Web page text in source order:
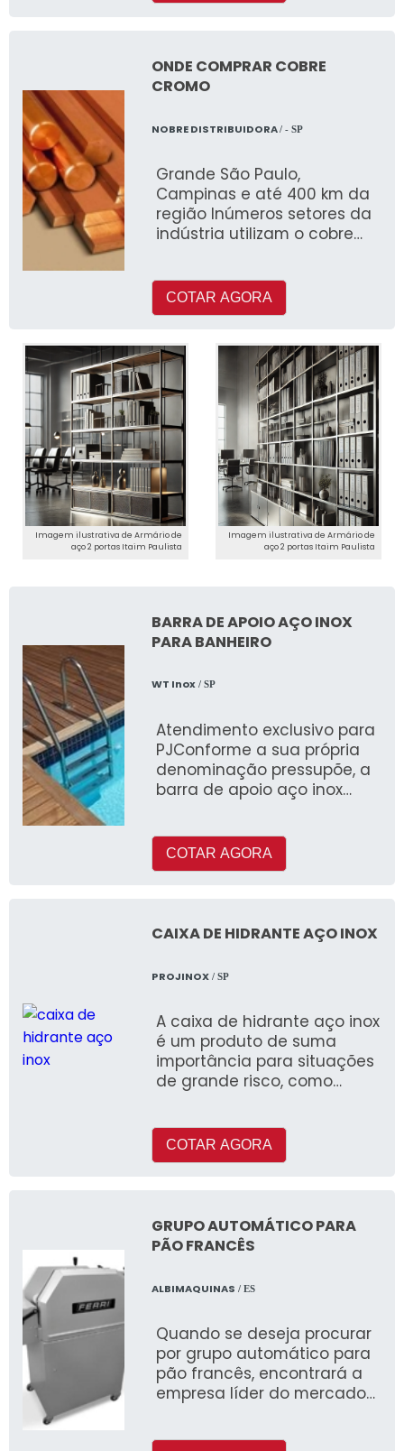
ONDE COMPRAR COBRE
CROMO
NOBRE DISTRIBUIDORA/ - SP
Grande São Paulo,
Campinas e até 400 km da
região Inúmeros setores da
indústria utilizam o cobre
COTAR AGORA
Imagem ilustrativa de Armário de
aço 2 portas Itaim Paulista
Imagem ilustrativa de Armário de
aço 2 portas Itaim Paulista
BARRA DE APOIO AÇO INOX
PARA BANHEIRO
WT Inox/ SP
Atendimento exclusivo para
PJConforme a sua própria
denominação pressupõe, a
barra de apoio aço inox
COTAR AGORA
CAIXA DE HIDRANTE AÇO INOX
PROJINOX/ SP
A caixa de hidrante aço inox
é um produto de suma
importância para situações
de grande risco, como
COTAR AGORA
GRUPO AUTOMÁTICO PARA
PÃO FRANCÊS
ALBIMAQUINAS / ES
Quando se deseja procurar
por grupo automático para
pão francês, encontrará a
empresa líder do mercado